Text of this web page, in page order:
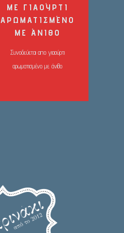
ΜΕ ΓΙΑΟΎΡΤΙ
ΑΡΩΜΑΤΙΣΜΈΝΟ
ΜΕ ΆΝΙΘΟ
Συνοδεύεται απο γιαούρτι
αρωματισμένο με άνιθο